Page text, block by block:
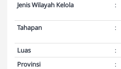
Jenis Wilayah Kelola
:
Tahapan
:
Luas
:
Provinsi
: